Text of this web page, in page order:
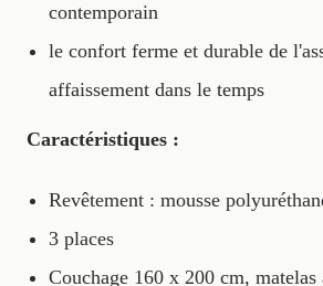
contemporain
le confort ferme et durable de
affaissement dans le temps
Caractéristiques :
Revêtement : mousse
3 places
Couchage 160 x 200 cm, matelas